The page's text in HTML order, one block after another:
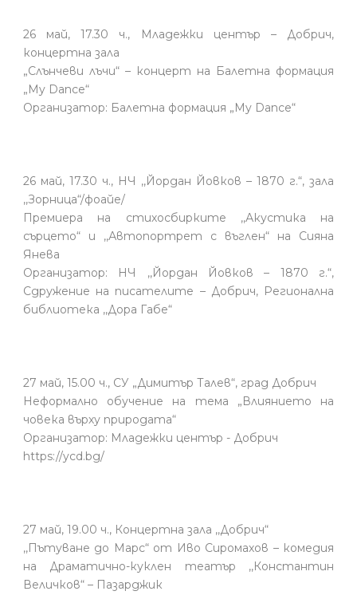
26 май, 17.30 ч., Младежки център – Добрич,
концертна зала
„Слънчеви лъчи“ – концерт на Балетна формация
„My Dance“
Организатор: Балетна формация „My Dance“
26 май, 17.30 ч., НЧ ,,Йордан Йовков – 1870 г.“, зала
,,Зорница“/фоайе/
Премиера на стихосбирките ,,Акустика на
сърцето“ и ,,Автопортрет с въглен“ на Сияна
Янева
Организатор: НЧ ,,Йордан Йовков – 1870 г.“,
Сдружение на писателите – Добрич, Регионална
библиотека ,,Дора Габе“
27 май, 15.00 ч., СУ „Димитър Талев“, град Добрич
Неформално обучение на тема „Влиянието на
човека върху природата“
Организатор: Младежки център - Добрич
https://ycd.bg/
27 май, 19.00 ч., Концертна зала ,,Добрич“
,,Пътуване до Марс“ от Иво Сиромахов – комедия
на Драматично-куклен театър ,,Константин
Величков“ – Пазарджик